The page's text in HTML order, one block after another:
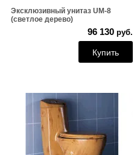
Эксклюзивный унитаз UM-8
(светлое дерево)
96 130руб.
Купить